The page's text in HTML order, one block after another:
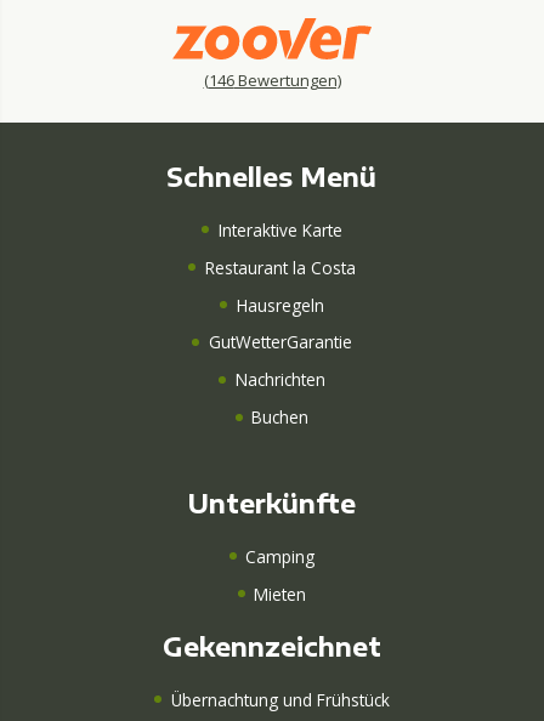
(146Bewertungen)
Schnelles Menü
Interaktive Karte
Restaurant la Costa
Hausregeln
GutWetterGarantie
Nachrichten
Buchen
Unterkünfte
Camping
Mieten
Gekennzeichnet
Übernachtung und Frühstück